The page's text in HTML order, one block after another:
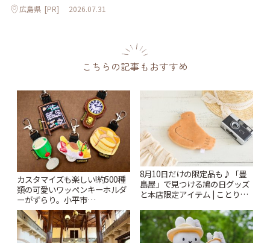
広島県 [PR] 2026.07.31
こちらの記事もおすすめ
カスタマイズも楽しい!約500種
類の可愛いワッペンキーホルダ
ーがずらり。小平市
「Kimamaya T&K」 | ことりっ
ぷ
8月10日だけの限定品も♪「豊
島屋」で見つける鳩の日グッズ
と本店限定アイテム | ことりっ